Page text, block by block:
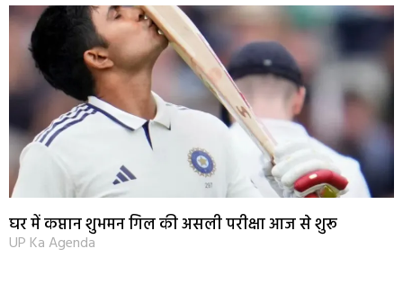
घर में कप्तान शुभमन गिल की असली परीक्षा आज से शुरू
UP Ka Agenda